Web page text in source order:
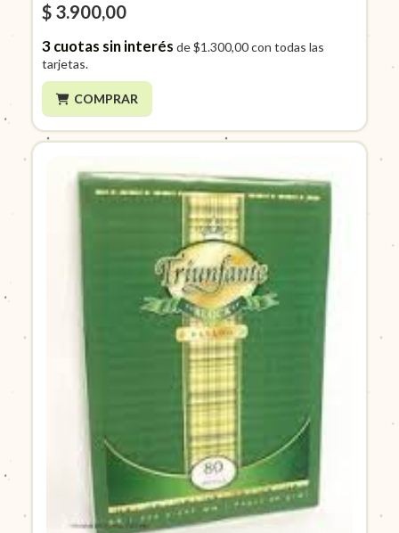
$ 3.900,00
3cuotas sin interés de$1.300,00con todas las
tarjetas.
COMPRAR